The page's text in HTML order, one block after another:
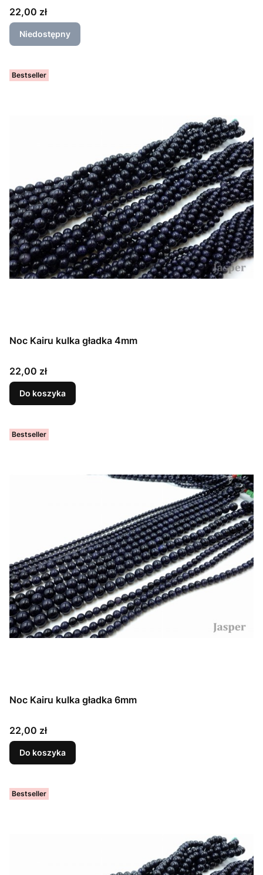
Cena
22,00 zł
Niedostępny
Bestseller
Noc Kairu kulka gładka 4mm
Cena
22,00 zł
Do koszyka
Bestseller
Noc Kairu kulka gładka 6mm
Cena
22,00 zł
Do koszyka
Bestseller